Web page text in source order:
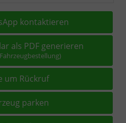
kontaktieren
als PDF generieren
um Rückruf
parken